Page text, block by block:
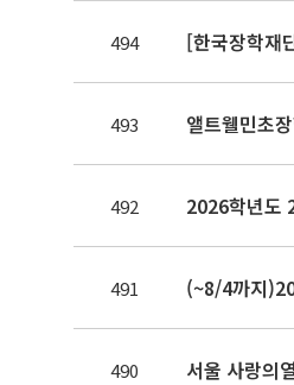
494 [한국장학재
493 앨트웰민초
492 2026학년도
491 (~8/4까지
490 서울 사랑의